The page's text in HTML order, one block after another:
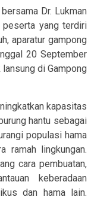
Dr. Lukman
peserta yang terdiri
aparatur gampong
20 September
di Gampong
kapasitas
hantu sebagai
populasi hama
ramah lingkungan.
cara pembuatan,
keberadaan
dan hama lain.